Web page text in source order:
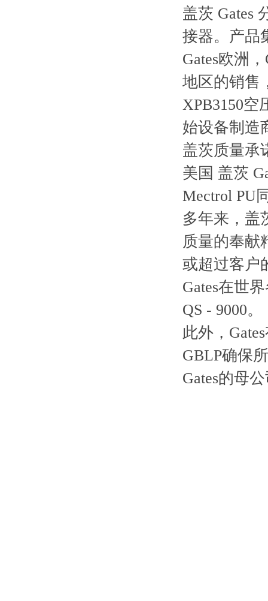
盖茨 Gates
接器。产品
Gates欧洲
地区的销售
XPB3150空
始设备制造
盖茨质量承
美国 盖茨
Mectrol PU
多年来，盖
质量的奉献
或超过客户
Gates在世
QS - 9000。
此外，
GBLP确保
Gates的母